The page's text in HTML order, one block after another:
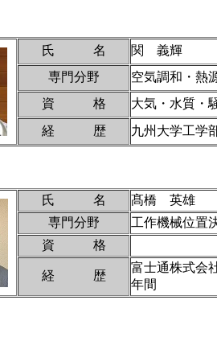
氏 名
関 義輝
専門分野
空気調和・熱
資 格
大気・水質・
経 歴
九州大学工学
氏 名
髙橋 英雄
専門分野
工作機械位置
資 格
経 歴
富士通株式会
年間